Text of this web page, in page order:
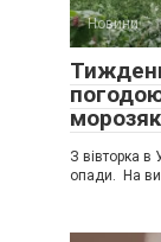
Новини
З вівторка в
опади. На